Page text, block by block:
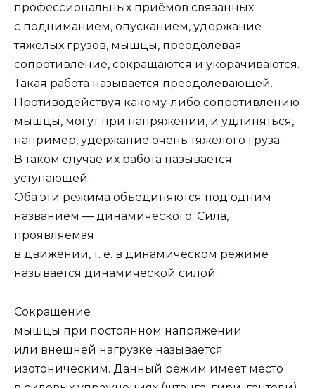
профессиональных приёмов связанных
с подниманием, опусканием, удержание
тяжёлых грузов, мышцы, преодолевая
сопротивление, сокращаются и укорачиваются.
Такая работа называется преодолевающей.
Противодействуя какому-либо сопротивлению
мышцы, могут при напряжении, и удлиняться,
например, удержание очень тяжёлого груза.
В таком случае их работа называется
уступающей.
Оба эти режима объединяются под одним
названием — динамического. Сила,
проявляемая
в движении, т. е. в динамическом режиме
называется динамической силой.
Сокращение
мышцы при постоянном напряжении
или внешней нагрузке называется
изотоническим. Данный режим имеет место